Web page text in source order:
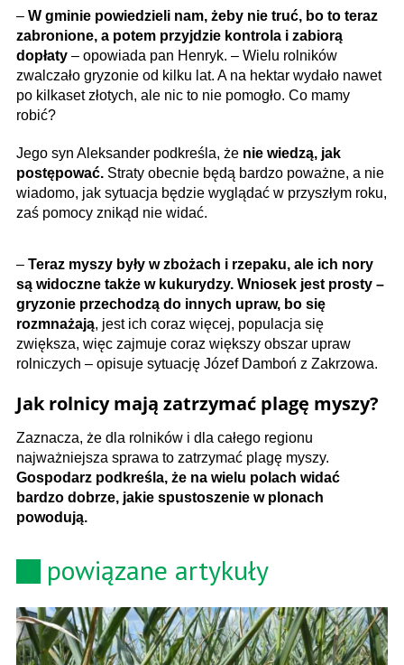
– W gminie powiedzieli nam, żeby nie truć, bo to teraz
zabronione, a potem przyjdzie kontrola i zabiorą
dopłaty – opowiada pan Henryk. – Wielu rolników
zwalczało gryzonie od kilku lat. A na hektar wydało nawet
po kilkaset złotych, ale nic to nie pomogło. Co mamy
robić?
Jego syn Aleksander podkreśla, że nie wiedzą, jak
postępować. Straty obecnie będą bardzo poważne, a nie
wiadomo, jak sytuacja będzie wyglądać w przyszłym roku,
zaś pomocy znikąd nie widać.
– Teraz myszy były w zbożach i rzepaku, ale ich nory
są widoczne także w kukurydzy. Wniosek jest prosty –
gryzonie przechodzą do innych upraw, bo się
rozmnażają, jest ich coraz więcej, populacja się
zwiększa, więc zajmuje coraz większy obszar upraw
rolniczych – opisuje sytuację Józef Damboń z Zakrzowa.
Jak rolnicy mają zatrzymać plagę myszy?
Zaznacza, że dla rolników i dla całego regionu
najważniejsza sprawa to zatrzymać plagę myszy.
Gospodarz podkreśla, że na wielu polach widać
bardzo dobrze, jakie spustoszenie w plonach
powodują.
powiązane artykuły